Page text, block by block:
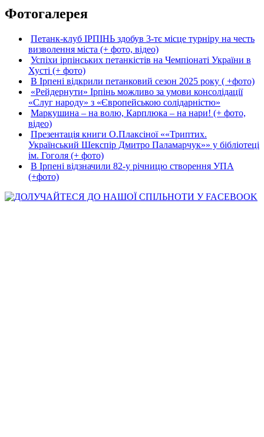
Фотогалерея
Петанк-клуб ІРПІНЬ здобув 3-тє місце турніру на честь
визволення міста (+ фото, відео)
Успіхи ірпінських петанкістів на Чемпіонаті України в
Хусті (+ фото)
В Ірпені відкрили петанковий сезон 2025 року ( +фото)
«Рейдернути» Ірпінь можливо за умови консолідації
«Слуг народу» з «Європейською солідарністю»
Маркушина – на волю, Карплюка – на нари! (+ фото,
відео)
Презентація книги О.Плаксіної ««Триптих.
Український Шекспір Дмитро Паламарчук»» у бібліотеці
ім. Гоголя (+ фото)
В Ірпені відзначили 82-у річницю створення УПА
(+фото)